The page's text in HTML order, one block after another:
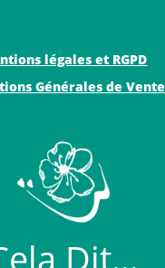
légales et RGPD
Générales de Vente
Dit…